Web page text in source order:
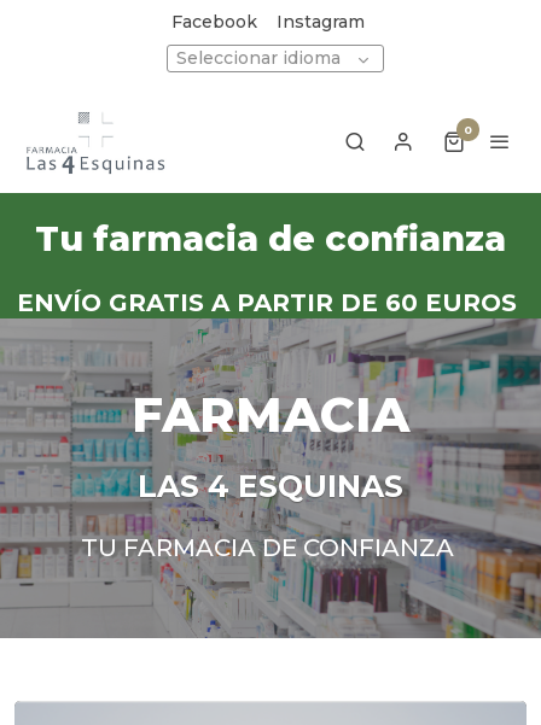
Facebook
Instagram
Seleccionar idioma
0
Tu farmacia de confianza
ENVÍO GRATIS A PARTIR DE 60 EUROS
FARMACIA
LAS 4 ESQUINAS
TU FARMACIA DE CONFIANZA